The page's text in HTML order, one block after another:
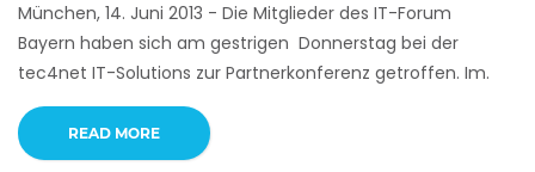
München, 14. Juni 2013 - Die Mitglieder des IT-Forum
Bayern haben sich am gestrigen Donnerstag bei der
tec4net IT-Solutions zur Partnerkonferenz getroffen. Im.
READ MORE